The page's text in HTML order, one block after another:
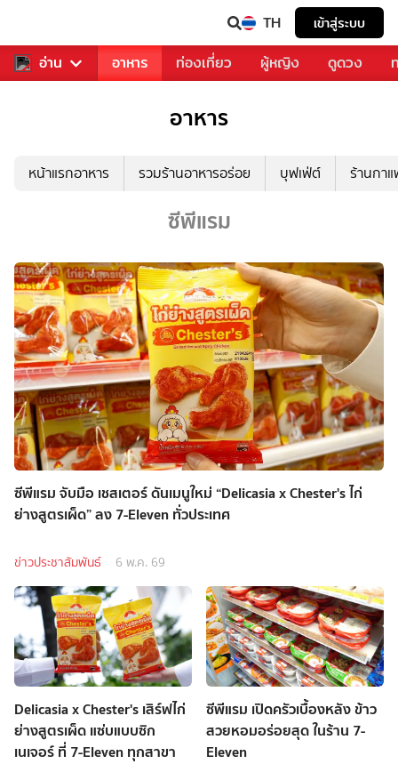
TH เข้าสู่ระบบ
อ่าน
รวงการเพลง อาหาร ท่องเที่ยว ผู้หญิง ดูดวง
อาหาร
หน้าแรกอาหาร รวมร้านอาหารอร่อย บุฟเฟ่ต์ ร้านกา
ซีพีแรม
ซีพีแรม จับมือ เชสเตอร์ ดันเมนูใหม่ “Delicasia x Chester's ไก่
ย่างสูตรเผ็ด” ลง 7-Eleven ทั่วประเทศ
ข่าวประชาสัมพันธ์ 6 พ.ค. 69
Delicasia x Chester's เสิร์ฟไก่
ย่างสูตรเผ็ด แซ่บแบบซิก
เนเจอร์ ที่ 7-Eleven ทุกสาขา
ซีพีแรม เปิดครัวเบื้องหลัง ข้าว
สวยหอมอร่อยสุด ในร้าน 7-
Eleven